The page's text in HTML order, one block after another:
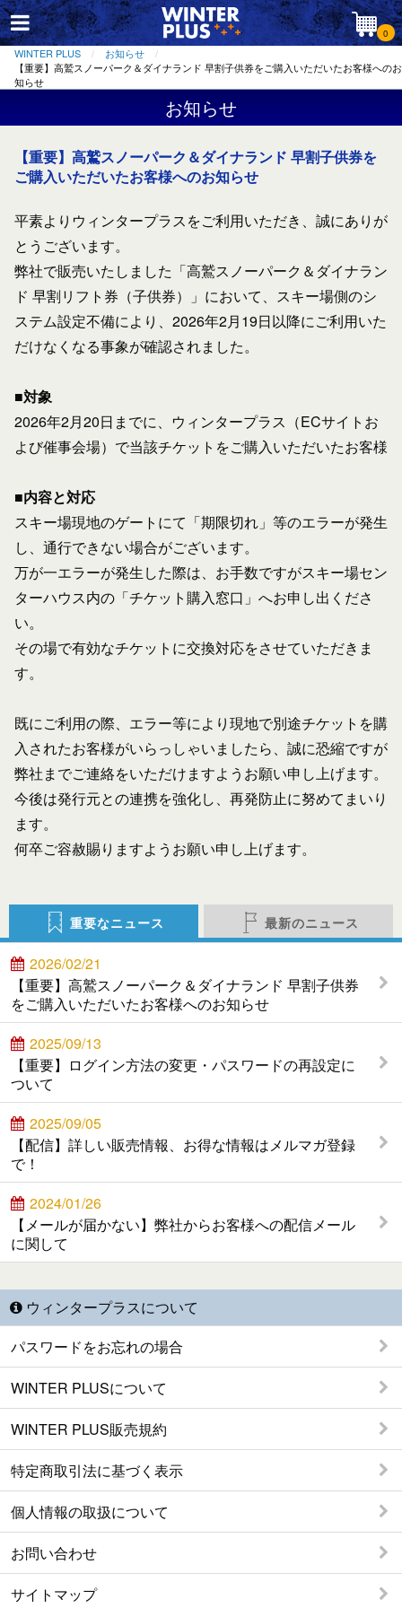
0
WINTER PLUS
お知らせ
【重要】高鷲スノーパーク＆ダイナランド 早割子供券をご購入いただいたお客様へのお
知らせ
お知らせ
【重要】高鷲スノーパーク＆ダイナランド 早割子供券を
ご購入いただいたお客様へのお知らせ
平素よりウィンタープラスをご利用いただき、誠にありが
とうございます。
弊社で販売いたしました「高鷲スノーパーク＆ダイナラン
ド 早割リフト券（子供券）」において、スキー場側のシ
ステム設定不備により、2026年2月19日以降にご利用いた
だけなくなる事象が確認されました。
■対象
2026年2月20日までに、ウィンタープラス（ECサイトお
よび催事会場）で当該チケットをご購入いただいたお客様
■内容と対応
スキー場現地のゲートにて「期限切れ」等のエラーが発生
し、通行できない場合がございます。
万が一エラーが発生した際は、お手数ですがスキー場セン
ターハウス内の「チケット購入窓口」へお申し出くださ
い。
その場で有効なチケットに交換対応をさせていただきま
す。
既にご利用の際、エラー等により現地で別途チケットを購
入されたお客様がいらっしゃいましたら、誠に恐縮ですが
弊社までご連絡をいただけますようお願い申し上げます。
今後は発行元との連携を強化し、再発防止に努めてまいり
ます。
何卒ご容赦賜りますようお願い申し上げます。
重要なニュース 最新のニュース
2026/02/21
【重要】高鷲スノーパーク＆ダイナランド 早割子供券
をご購入いただいたお客様へのお知らせ
2025/09/13
【重要】ログイン方法の変更・パスワードの再設定に
ついて
2025/09/05
【配信】詳しい販売情報、お得な情報はメルマガ登録
で！
2024/01/26
【メールが届かない】弊社からお客様への配信メール
に関して
ウィンタープラスについて
パスワードをお忘れの場合
WINTER PLUSについて
WINTER PLUS販売規約
特定商取引法に基づく表示
個人情報の取扱について
お問い合わせ
サイトマップ